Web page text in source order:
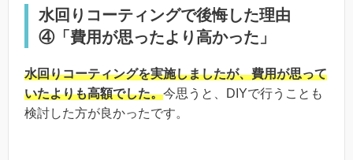
水回りコーティングで後悔した理由
④「費用が思ったより高かった」
水回りコーティングを実施しましたが、費用が思って
いたよりも高額でした。今思うと、DIYで行うことも
検討した方が良かったです。